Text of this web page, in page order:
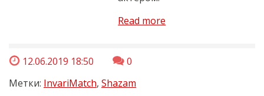
Read more
12.06.2019 18:50
0
Метки: InvariMatch, Shazam